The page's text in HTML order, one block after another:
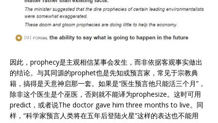
因此，prophecy是主观相信某事会发生，而非依据客观事实做出
的结论。与其同源的prophet也是先知或预言家，常见于宗教典
籍，搞得是天意神启那一套。如果是“医生预言他只能活三个月”，
除非这个医生是个巫医，否则就不能译为prophesize。这时可用
predict，或者说The doctor gave him three months to live。同
样，“科学家预言人类将在五年后登陆火星”这样的表达也不能用